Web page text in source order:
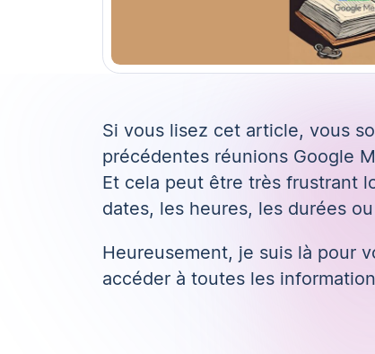
Si vous lisez cet article, vous
précédentes réunions Google
Et cela peut être très frustrant
dates, les heures, les durées
Heureusement, je suis là pour
accéder à toutes les